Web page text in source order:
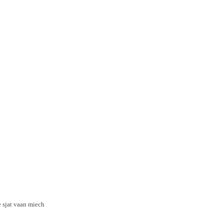
sjat vaan miech